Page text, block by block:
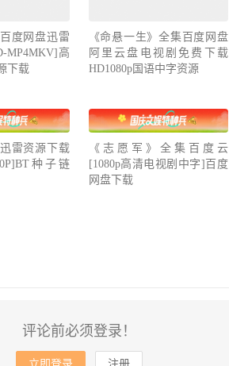
度网盘迅雷
MP4MKV]高
下载
《命悬一生》全集百度网盘
阿里云盘电视剧免费下载
HD1080p国语中字资源
雷资源下载
种子链
《志愿军》全集百度云
[1080p高清电视剧中字]百度
网盘下载
评论前必须登录！